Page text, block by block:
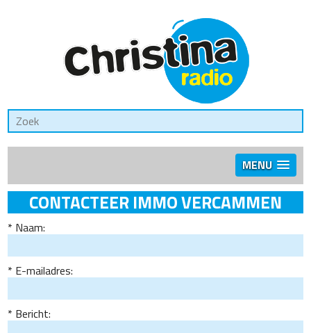
MENU
CONTACTEER IMMO VERCAMMEN
Naam:
E-mailadres:
Bericht: